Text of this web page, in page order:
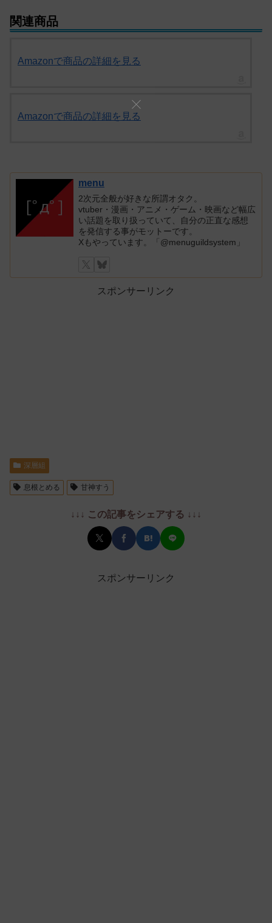
関連商品
Amazonで商品の詳細を見る
Amazonで商品の詳細を見る
menu
2次元全般が好きな所謂オタク。
vtuber・漫画・アニメ・ゲーム・映画など幅広
い話題を取り扱っていて、自分の正直な感想
を発信する事がモットーです。
Xもやっています。「@menuguildsystem」
スポンサーリンク
深層組
息根とめる 甘神すう
↓↓↓ この記事をシェアする ↓↓↓
スポンサーリンク